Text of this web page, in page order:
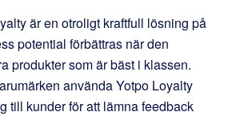
är en otroligt kraftfull lösning på
potential förbättras när den
produkter som är bäst i klassen.
använda Yotpo Loyalty
till kunder för att lämna feedback